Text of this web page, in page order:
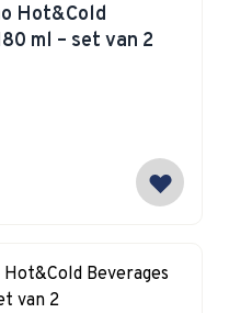
Hot&Cold
ml – set van 2